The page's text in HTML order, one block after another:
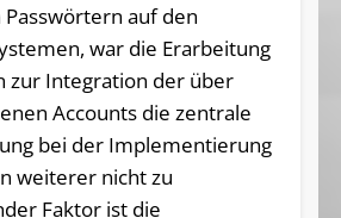
auf den
war die Erarbeitung
zur Integration der über
Accounts die zentrale
bei der Implementierung
weiterer nicht zu
Faktor ist die